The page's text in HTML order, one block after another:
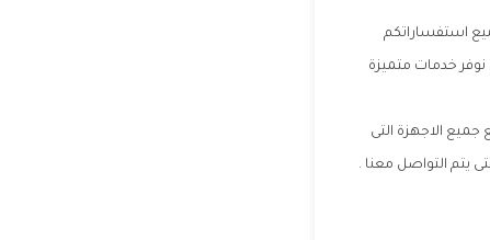
استفساراتكم
نوفر خدمات متميزة
الاجهزة التى
يتم التواصل معنا .